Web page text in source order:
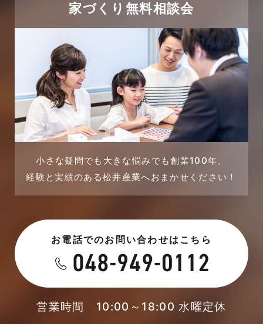
家づくり無料相談会
小さな疑問でも大きな悩みでも創業100年、
経験と実績のある松井産業へおまかせください！
お電話でのお問い合わせはこちら
営業時間 10:00～18:00 水曜定休